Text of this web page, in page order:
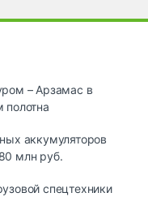
– Арзамас в
полотна
аккумуляторов
млн руб.
спецтехники